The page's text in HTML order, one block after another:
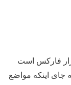
فارکس است
جای اینکه مواضع